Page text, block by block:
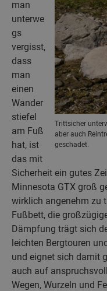
Trittsicher
aber auch
geschadet.
man
unterwe
gs
vergisst,
dass
man
einen
Wander
stiefel
am Fuß
hat, ist
das mit
Sicherheit ein gutes
Minnesota GTX groß
wirklich angenehm zu
Fußbett, die
Dämpfung trägt sich
leichten Bergtouren
und eignet sich damit
auch auf
Wegen, Wurzeln und